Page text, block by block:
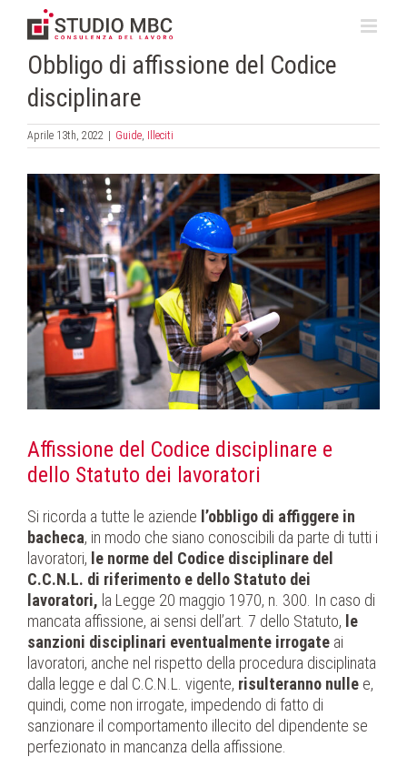
contenutoObbligo di affissione del Codice
disciplinare
Aprile 13th, 2022 Guide, Illeciti
Ingrandisci
immagine
Affissione del Codice disciplinare e
dello Statuto dei lavoratori
Si ricorda a tutte le aziende l’obbligo di affiggere in
bacheca, in modo che siano conoscibili da parte di tutti i
lavoratori, le norme del Codice disciplinare del
C.C.N.L. di riferimento e dello Statuto dei
lavoratori, la Legge 20 maggio 1970, n. 300. In caso di
mancata affissione, ai sensi dell’art. 7 dello Statuto, le
sanzioni disciplinari eventualmente irrogate ai
lavoratori, anche nel rispetto della procedura disciplinata
dalla legge e dal C.C.N.L. vigente, risulteranno nulle e,
quindi, come non irrogate, impedendo di fatto di
sanzionare il comportamento illecito del dipendente se
perfezionato in mancanza della affissione.